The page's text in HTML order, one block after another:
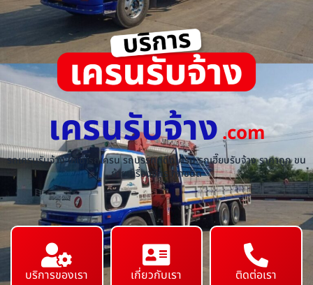
เครนรับจ้าง.com
รถเครนรับจ้าง ให้เช่ารถเครน รถบรรทุกติดเครน รถเฮี๊ยบรับจ้าง ราคาถูก ขน
ย้ายเครื่องจักร ทุกชนิด
บริการของเรา เกี่ยวกับเรา ติดต่อเรา